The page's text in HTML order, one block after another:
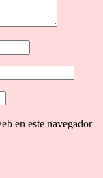
en este navegador